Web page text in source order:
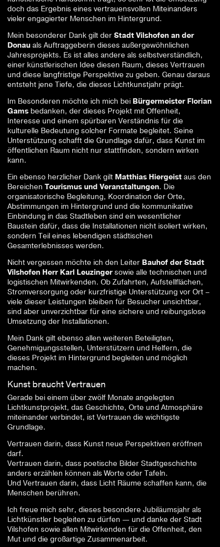
doch das Ergebnis eines vertrauensvollen Miteinanders
vieler engagierter Menschen im Hintergrund.
Mein besonderer Dank gilt der Stadt Vilshofen an der
Donau als Auftraggeberin dieses außergewöhnlichen
Jahresprojekts. Es ist alles andere als selbstverständlich,
einer künstlerischen Idee diesen Raum, dieses Vertrauen
und diese langfristige Perspektive zu geben. Genau daraus
entsteht jene Tiefe, die dieses Lichtkunstjahr prägt.
Im Besonderen möchte ich mich bei Bürgermeister Florian
Gams bedanken, der dieses Projekt mit Offenheit,
Interesse und einem spürbaren Verständnis für die
kulturelle Bedeutung solcher Formate begleitet. Seine
Unterstützung schafft die Grundlage dafür, dass Kunst im
öffentlichen Raum nicht nur stattfinden, sondern wirken
kann.
Ein ebenso herzlicher Dank gilt Matthias Hiergeist aus den
Bereichen Tourismus und Veranstaltungen. Die
organisatorische Begleitung, Koordination der Orte,
Abstimmungen im Hintergrund und die kommunikative
Einbindung in das Stadtleben sind ein wesentlicher
Baustein dafür, dass die Installationen nicht isoliert wirken,
sondern Teil eines lebendigen städtischen
Gesamterlebnisses werden.
Nicht vergessen möchte ich den Leiter Bauhof der Stadt
Vilshofen Herr Karl Leuzingersowie alle technischen und
logistischen Mitwirkenden. Ob Zufahrten, Aufstellflächen,
Stromversorgung oder kurzfristige Unterstützung vor Ort –
viele dieser Leistungen bleiben für Besucher unsichtbar,
sind aber unverzichtbar für eine sichere und reibungslose
Umsetzung der Installationen.
Mein Dank gilt ebenso allen weiteren Beteiligten,
Genehmigungsstellen, Unterstützern und Helfern, die
dieses Projekt im Hintergrund begleiten und möglich
machen.
Kunst braucht Vertrauen
Gerade bei einem über zwölf Monate angelegten
Lichtkunstprojekt, das Geschichte, Orte und Atmosphäre
miteinander verbindet, ist Vertrauen die wichtigste
Grundlage.
Vertrauen darin, dass Kunst neue Perspektiven eröffnen
darf.
Vertrauen darin, dass poetische Bilder Stadtgeschichte
anders erzählen können als Worte oder Tafeln.
Und Vertrauen darin, dass Licht Räume schaffen kann, die
Menschen berühren.
Ich freue mich sehr, dieses besondere Jubiläumsjahr als
Lichtkünstler begleiten zu dürfen — und danke der Stadt
Vilshofen sowie allen Mitwirkenden für die Offenheit, den
Mut und die großartige Zusammenarbeit.